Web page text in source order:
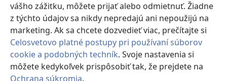
vášho zážitku, môžete prijať alebo odmietnuť. Žiadne
z týchto údajov sa nikdy nepredajú ani nepoužijú na
marketing. Ak sa chcete dozvedieť viac, prečítajte si
Celosvetovo platné postupy pri používaní súborov
cookie a podobných techník. Svoje nastavenia si
môžete kedykoľvek prispôsobiť tak, že prejdete na
Ochrana súkromia.
Watchtower Library
Copyright© 2026 Watch Tower Bible and Tract Society of Pennsylvania.
PODMIENKY POUŽÍVANIA